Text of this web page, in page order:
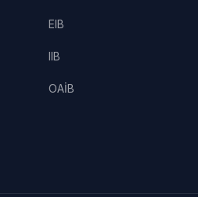
EIB
IIB
OAİB